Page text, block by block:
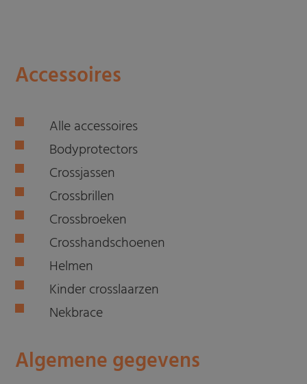
Accessoires
Alle accessoires
Bodyprotectors
Crossjassen
Crossbrillen
Crossbroeken
Crosshandschoenen
Helmen
Kinder crosslaarzen
Nekbrace
Algemene gegevens